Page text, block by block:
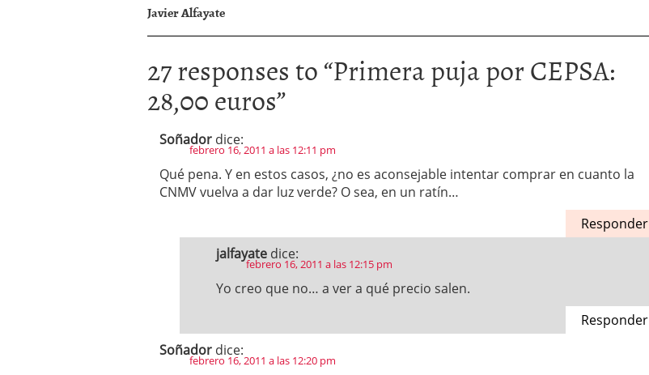
Javier Alfayate
27 responses to “Primera puja por CEPSA:
28,00 euros”
Soñador dice:
febrero 16, 2011 a las 12:11 pm
Qué pena. Y en estos casos, ¿no es aconsejable intentar comprar en cuanto la
CNMV vuelva a dar luz verde? O sea, en un ratín…
Responder
jalfayate dice:
febrero 16, 2011 a las 12:15 pm
Yo creo que no… a ver a qué precio salen.
Responder
Soñador dice:
febrero 16, 2011 a las 12:20 pm